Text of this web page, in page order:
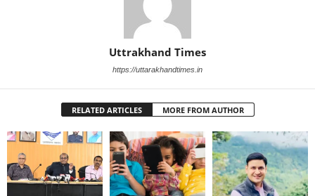
Uttrakhand Times
https://uttarakhandtimes.in
RELATED ARTICLES MORE FROM AUTHOR